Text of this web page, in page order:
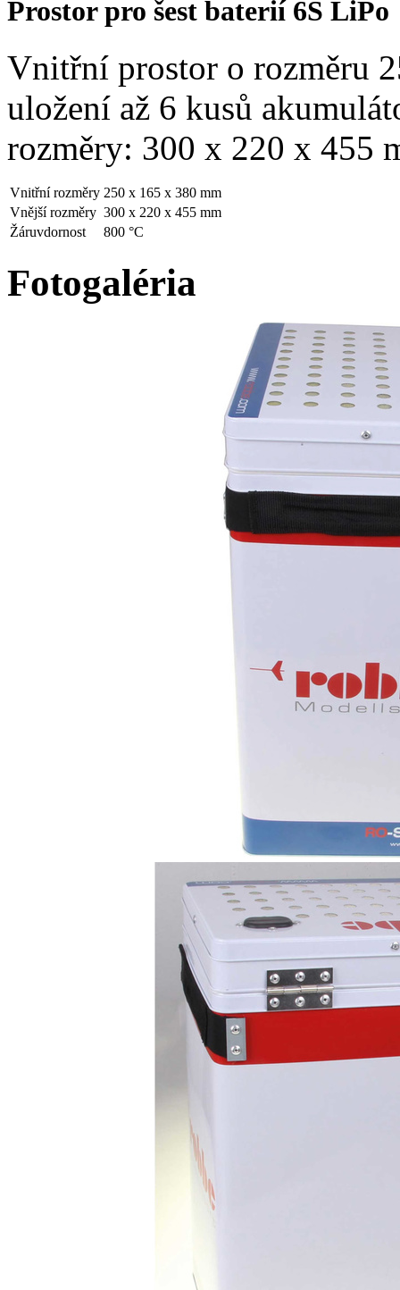
Prostor pro šest baterií 6S LiPo
Vnitřní prostor o rozměru
uložení až 6 kusů
rozměry: 300 x 220 x 455
Vnitřní rozměry 250 x 165 x 380 mm
Vnější rozměry 300 x 220 x 455 mm
Žáruvdornost
800 °C
Fotogaléria